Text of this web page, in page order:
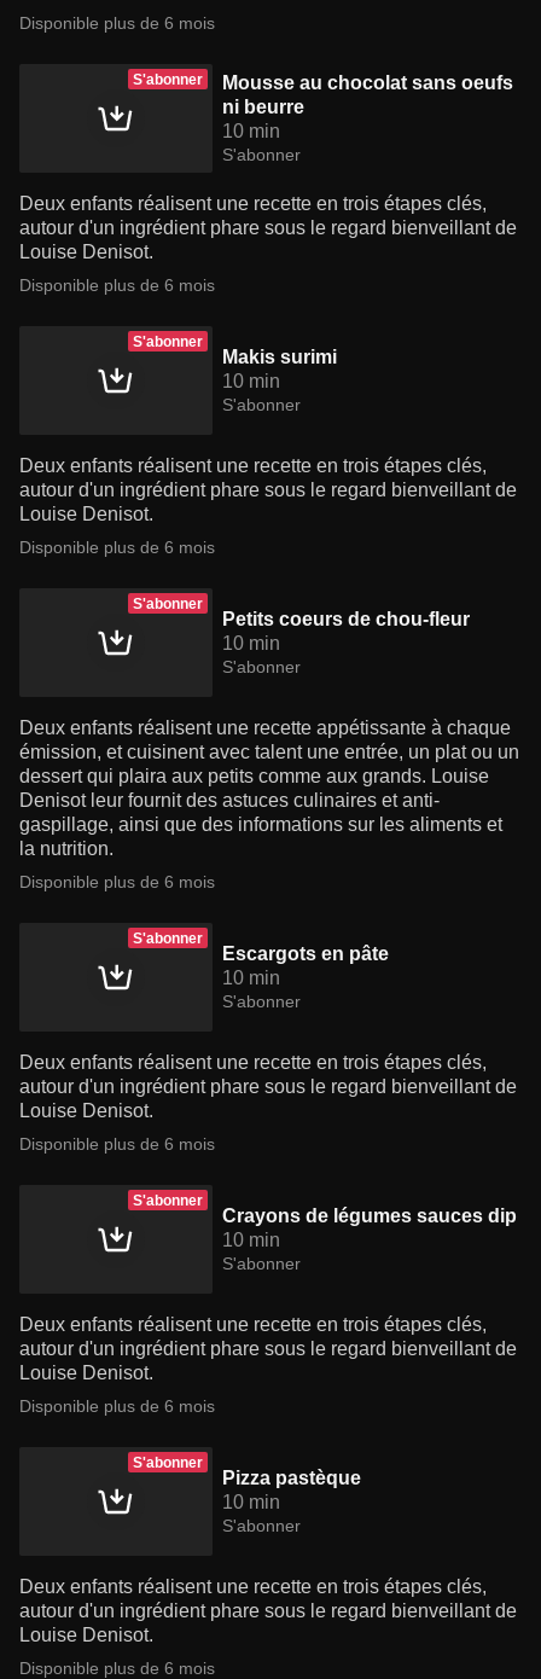
Disponible plus de 6 mois
S'abonner
Mousse au chocolat sans oeufs
ni beurre
10 min
S'abonner
Deux enfants réalisent une recette en trois étapes clés,
autour d'un ingrédient phare sous le regard bienveillant de
Louise Denisot.
Disponible plus de 6 mois
S'abonner
Makis surimi
10 min
S'abonner
Deux enfants réalisent une recette en trois étapes clés,
autour d'un ingrédient phare sous le regard bienveillant de
Louise Denisot.
Disponible plus de 6 mois
S'abonner
Petits coeurs de chou-fleur
10 min
S'abonner
Deux enfants réalisent une recette appétissante à chaque
émission, et cuisinent avec talent une entrée, un plat ou un
dessert qui plaira aux petits comme aux grands. Louise
Denisot leur fournit des astuces culinaires et anti-
gaspillage, ainsi que des informations sur les aliments et
la nutrition.
Disponible plus de 6 mois
S'abonner
Escargots en pâte
10 min
S'abonner
Deux enfants réalisent une recette en trois étapes clés,
autour d'un ingrédient phare sous le regard bienveillant de
Louise Denisot.
Disponible plus de 6 mois
S'abonner
Crayons de légumes sauces dip
10 min
S'abonner
Deux enfants réalisent une recette en trois étapes clés,
autour d'un ingrédient phare sous le regard bienveillant de
Louise Denisot.
Disponible plus de 6 mois
S'abonner
Pizza pastèque
10 min
S'abonner
Deux enfants réalisent une recette en trois étapes clés,
autour d'un ingrédient phare sous le regard bienveillant de
Louise Denisot.
Disponible plus de 6 mois